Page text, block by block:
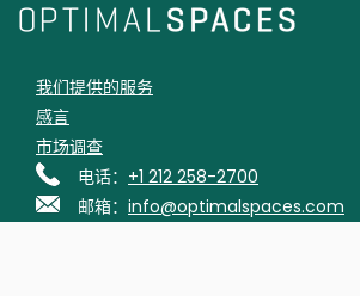
我们提供的服务
感言
市场调查
电话： +1 212 258-2700
邮箱： info@optimalspaces.com